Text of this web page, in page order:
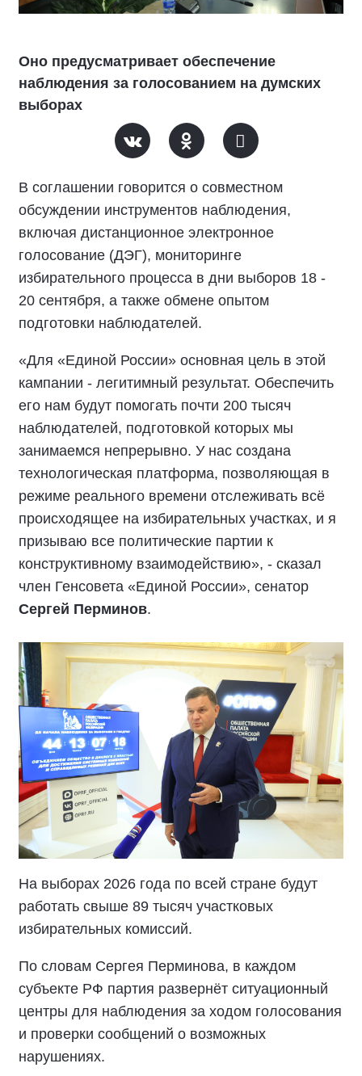
Оно предусматривает обеспечение
наблюдения за голосованием на думских
выборах
В соглашении говорится о совместном
обсуждении инструментов наблюдения,
включая дистанционное электронное
голосование (ДЭГ), мониторинге
избирательного процесса в дни выборов 18 -
20 сентября, а также обмене опытом
подготовки наблюдателей.
«Для «Единой России» основная цель в этой
кампании - легитимный результат. Обеспечить
его нам будут помогать почти 200 тысяч
наблюдателей, подготовкой которых мы
занимаемся непрерывно. У нас создана
технологическая платформа, позволяющая в
режиме реального времени отслеживать всё
происходящее на избирательных участках, и я
призываю все политические партии к
конструктивному взаимодействию», - сказал
член Генсовета «Единой России», сенатор
Сергей Перминов.
На выборах 2026 года по всей стране будут
работать свыше 89 тысяч участковых
избирательных комиссий.
По словам Сергея Перминова, в каждом
субъекте РФ партия развернёт ситуационный
центры для наблюдения за ходом голосования
и проверки сообщений о возможных
нарушениях.